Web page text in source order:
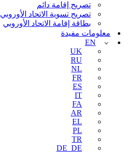
تصريح إقامة دائم
تصريح تسوية الاتحاد الأوروبي
بطاقة إقامة الاتحاد الأوروبي
معلومات مفيدة
EN
UK
RU
NL
FR
ES
IT
FA
AR
EL
PL
TR
DE_DE